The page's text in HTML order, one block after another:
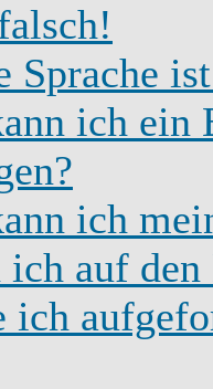
Sprache
ich ein
ich
ich auf
ich